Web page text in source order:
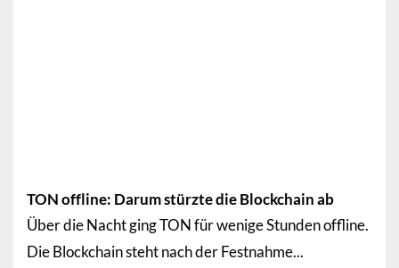
TON offline: Darum stürzte die Blockchain ab
Über die Nacht ging TON für wenige Stunden offline.
Die Blockchain steht nach der Festnahme...